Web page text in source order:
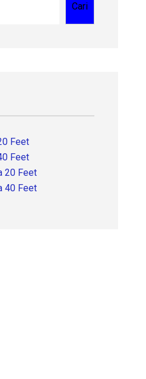
Cari
Feet
Feet
20 Feet
40 Feet